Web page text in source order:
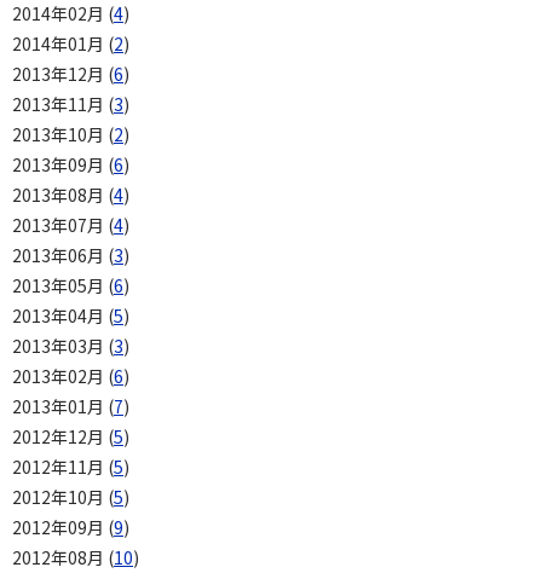
2014年02月 (4)
2014年01月 (2)
2013年12月 (6)
2013年11月 (3)
2013年10月 (2)
2013年09月 (6)
2013年08月 (4)
2013年07月 (4)
2013年06月 (3)
2013年05月 (6)
2013年04月 (5)
2013年03月 (3)
2013年02月 (6)
2013年01月 (7)
2012年12月 (5)
2012年11月 (5)
2012年10月 (5)
2012年09月 (9)
2012年08月 (10)